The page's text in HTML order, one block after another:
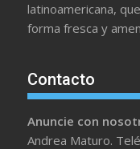
latinoamericana,
forma fresca y
Contacto
Anuncie con
Andrea Maturo.